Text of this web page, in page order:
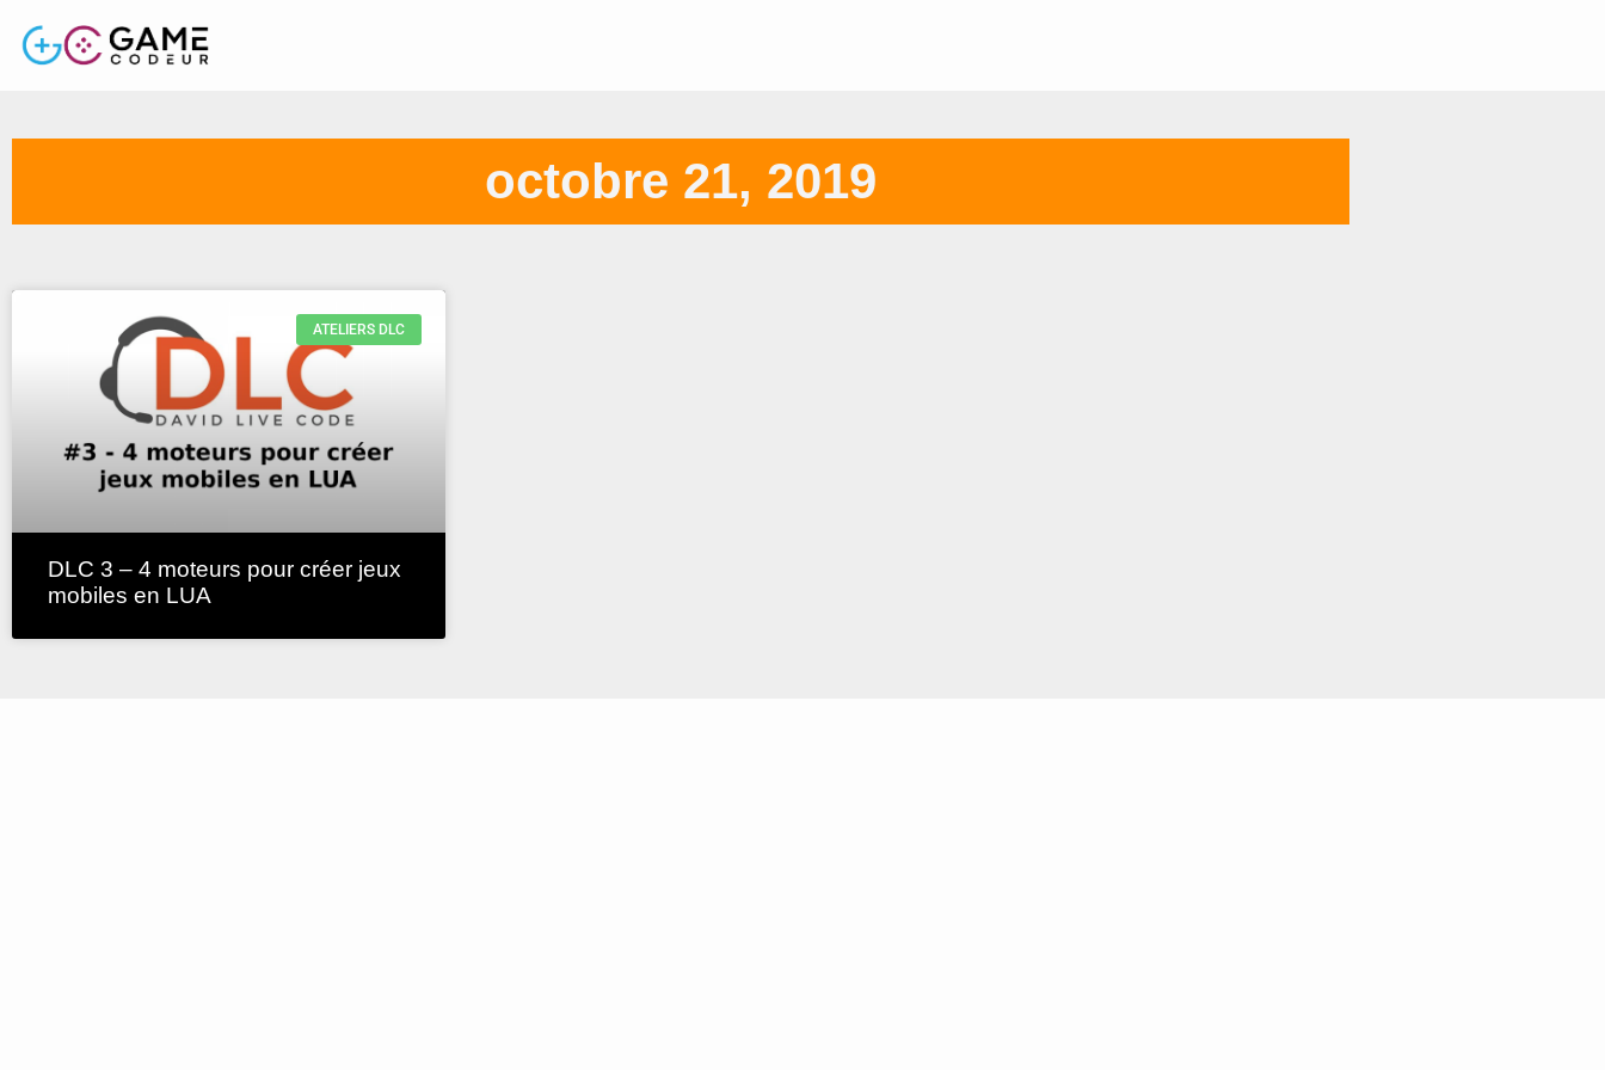
octobre 21, 2019
ATELIERS DLC
DLC 3 – 4 moteurs pour créer jeux
mobiles en LUA